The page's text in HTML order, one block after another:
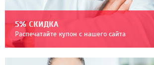
5% СКИДКА
Распечатайте купон с нашего сайта